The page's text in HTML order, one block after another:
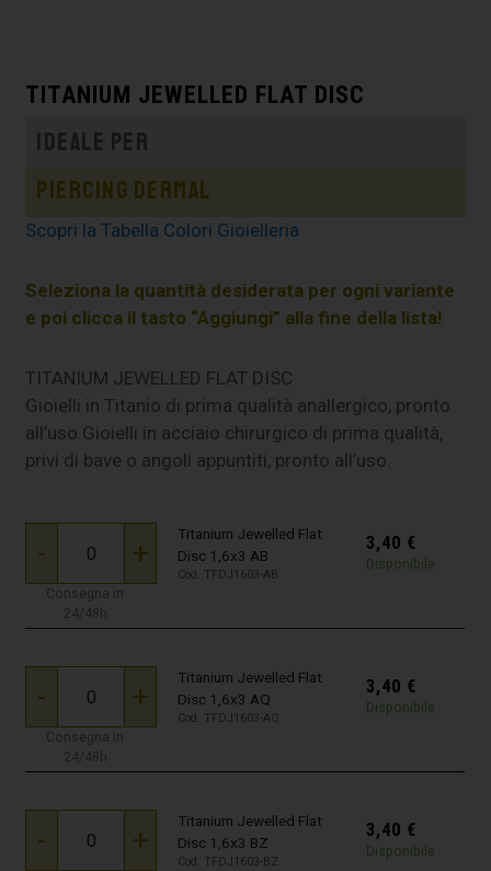
TITANIUM JEWELLED FLAT DISC
Ideale per
Piercing dermal
Scopri la Tabella Colori Gioielleria
Seleziona la quantità desiderata per ogni variante
e poi clicca il tasto “Aggiungi” alla fine della lista!
TITANIUM JEWELLED FLAT DISC
Gioielli in Titanio di prima qualità anallergico, pronto
all’uso.Gioielli in acciaio chirurgico di prima qualità,
privi di bave o angoli appuntiti, pronto all’uso.
- +
Consegna in
24/48h
Titanium Jewelled Flat
Disc 1,6x3 AB
Cod. TFDJ1603-AB
3,40 €
Disponibile
- +
Consegna in
24/48h
Titanium Jewelled Flat
Disc 1,6x3 AQ
Cod. TFDJ1603-AQ
3,40 €
Disponibile
- +
Titanium Jewelled Flat
Disc 1,6x3 BZ
Cod. TFDJ1603-BZ
3,40 €
Disponibile